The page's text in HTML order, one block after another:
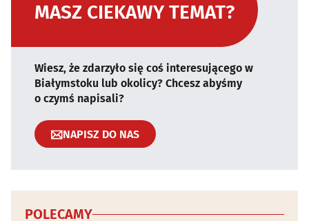
MASZ CIEKAWY TEMAT?
Wiesz, że zdarzyło się coś interesującego w
Białymstoku lub okolicy? Chcesz abyśmy
o czymś napisali?
NAPISZ DO NAS
POLECAMY